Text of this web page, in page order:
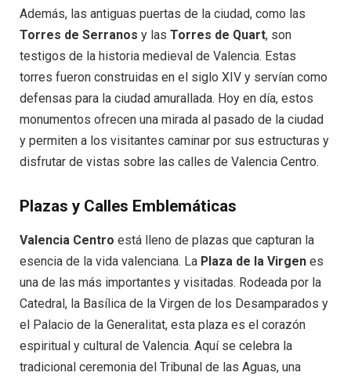
Además, las antiguas puertas de la ciudad, como las
Torres de Serranos y las Torres de Quart, son
testigos de la historia medieval de Valencia. Estas
torres fueron construidas en el siglo XIV y servían como
defensas para la ciudad amurallada. Hoy en día, estos
monumentos ofrecen una mirada al pasado de la ciudad
y permiten a los visitantes caminar por sus estructuras y
disfrutar de vistas sobre las calles de Valencia Centro.
Plazas y Calles Emblemáticas
Valencia Centro está lleno de plazas que capturan la
esencia de la vida valenciana. La Plaza de la Virgen es
una de las más importantes y visitadas. Rodeada por la
Catedral, la Basílica de la Virgen de los Desamparados y
el Palacio de la Generalitat, esta plaza es el corazón
espiritual y cultural de Valencia. Aquí se celebra la
tradicional ceremonia del Tribunal de las Aguas, una